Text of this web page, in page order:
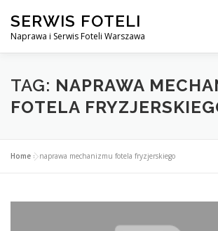
treści
SERWIS FOTELI
Naprawa i Serwis Foteli Warszawa
NAPRAWA FOTELI DENTYSTYCZNE I
TAG: NAPRAWA
FOTELA
Home »naprawa mechanizmu fotela fryzjerskiego